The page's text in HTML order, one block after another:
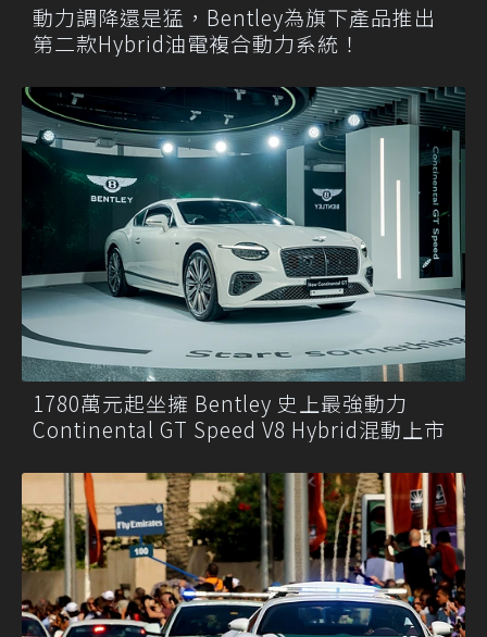
動力調降還是猛，Bentley為旗下產品推出
第二款Hybrid油電複合動力系統！
1780萬元起坐擁 Bentley 史上最強動力
Continental GT Speed V8 Hybrid混動上市